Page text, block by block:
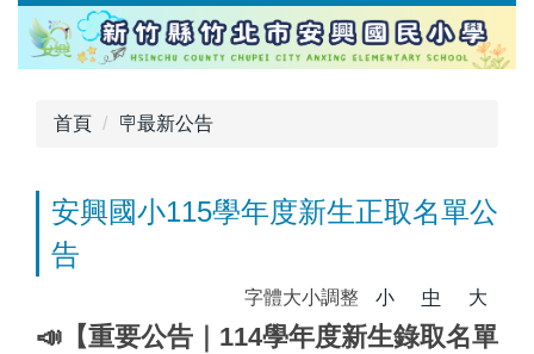
主
首頁 🪧最新公告
安興國小115學年度新生正取名單公
告
字體大小調整 小 中 大
📣【重要公告｜114學年度新生錄取名單